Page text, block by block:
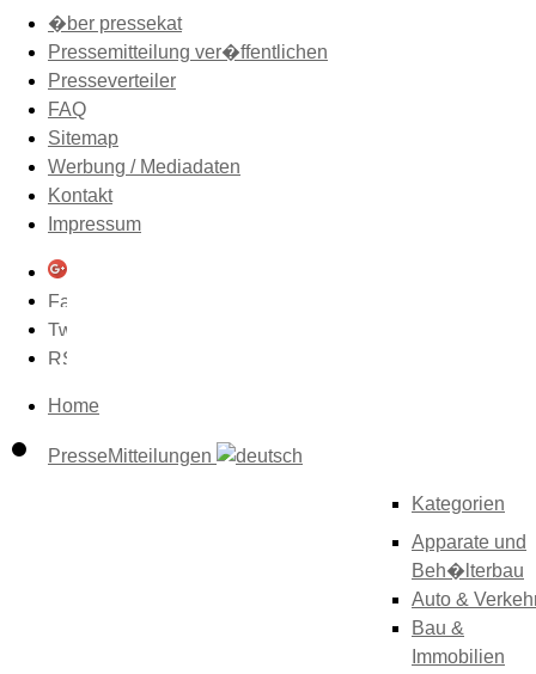
�ber pressekat
Pressemitteilung ver�ffentlichen
Presseverteiler
FAQ
Sitemap
Werbung / Mediadaten
Kontakt
Impressum
Home
PresseMitteilungen
Kategorien
Apparate und
Beh�lterbau
Auto &
Bau &
Immobilien